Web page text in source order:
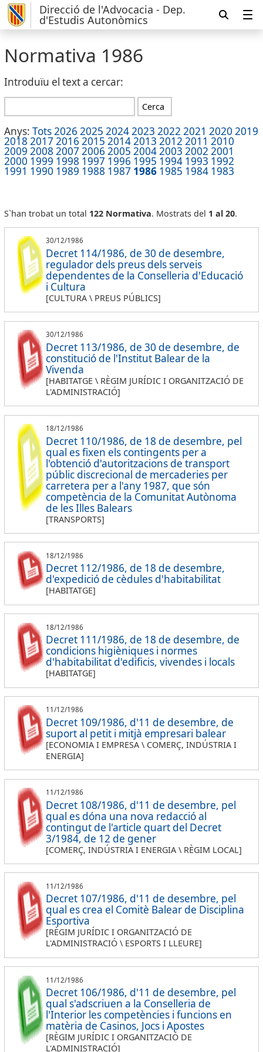
Direcció de l'Advocacia - Dep.
d'Estudis Autonòmics
Normativa 1986
Introduïu el text a cercar:
Anys: Tots2026 2025 20242023 2022 2021 2020 2019
2018 2017 2016 2015 20142013 2012 2011 2010
2009 2008 2007 2006 2005 20042003 2002 2001
2000 1999 1998 1997 1996 1995 1994 1993 1992
1991 1990 1989 1988 1987 1986 1985 1984 1983
S`han trobat un total 122 Normativa. Mostrats del 1 al 20.
30/12/1986
Decret 114/1986, de 30 de desembre,
regulador dels preus dels serveis
dependentes de la Conselleria d'Educació
i Cultura
[CULTURA \ PREUS PÚBLICS]
30/12/1986
Decret 113/1986, de 30 de desembre, de
constitució de l'Institut Balear de la
Vivenda
[HABITATGE \ RÈGIM JURÍDIC I ORGANITZACIÓ DE
L'ADMINISTRACIÓ]
18/12/1986
Decret 110/1986, de 18 de desembre, pel
qual es fixen els contingents per a
l'obtenció d'autoritzacions de transport
públic discrecional de mercaderies per
carretera per a l'any 1987, que són
competència de la Comunitat Autònoma
de les Illes Balears
[TRANSPORTS]
18/12/1986
Decret 112/1986, de 18 de desembre,
d'expedició de cèdules d'habitabilitat
[HABITATGE]
18/12/1986
Decret 111/1986, de 18 de desembre, de
condicions higièniques i normes
d'habitabilitat d'edificis, vivendes i locals
[HABITATGE]
11/12/1986
Decret 109/1986, d'11 de desembre, de
suport al petit i mitjà empresari balear
[ECONOMIA I EMPRESA \ COMERÇ, INDÚSTRIA I
ENERGIA]
11/12/1986
Decret 108/1986, d'11 de desembre, pel
qual es dóna una nova redacció al
contingut de l'article quart del Decret
3/1984, de 12 de gener
[COMERÇ, INDÚSTRIA I ENERGIA \ RÈGIM LOCAL]
11/12/1986
Decret 107/1986, d'11 de desembre, pel
qual es crea el Comitè Balear de Disciplina
Esportiva
[RÈGIM JURÍDIC I ORGANITZACIÓ DE
L'ADMINISTRACIÓ \ ESPORTS I LLEURE]
11/12/1986
Decret 106/1986, d'11 de desembre, pel
qual s'adscriuen a la Conselleria de
l'Interior les competències i funcions en
matèria de Casinos, Jocs i Apostes
[RÈGIM JURÍDIC I ORGANITZACIÓ DE
L'ADMINISTRACIÓ]